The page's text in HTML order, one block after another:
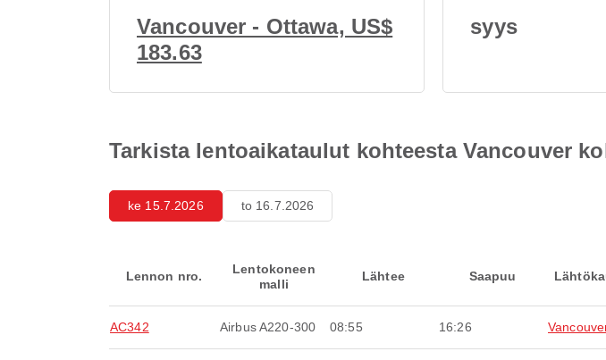
Vancouver - Ottawa, US$
183.63
syys
Tarkista lentoaikataulut kohteesta Vancouver
ke 15.7.2026 to 16.7.2026
Lennon nro.
Lentokoneen
malli
Lähtee Saapuu
AC342 Airbus A220-300 08:55 16:26